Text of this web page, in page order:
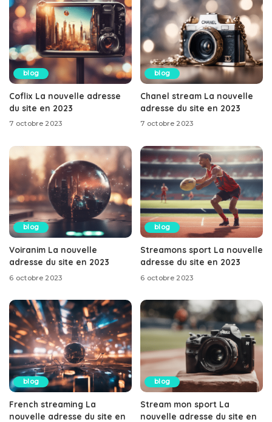
blog
Coflix La nouvelle adresse
du site en 2023
7 octobre 2023
blog
Chanel stream La nouvelle
adresse du site en 2023
7 octobre 2023
blog
Voiranim La nouvelle
adresse du site en 2023
6 octobre 2023
blog
Streamons sport La nouvelle
adresse du site en 2023
6 octobre 2023
blog
French streaming La
nouvelle adresse du site en
blog
Stream mon sport La
nouvelle adresse du site en